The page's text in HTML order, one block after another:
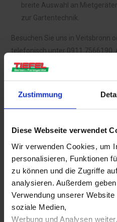
Zustimmung
Diese Webseite verwendet
Wir verwenden Cookies, um
personalisieren, Funktionen
zu können und die Zugriffe
analysieren. Außerdem
Verwendung unserer
soziale Medien,
Werbung und Analysen
breite Auswahl an
zur Gartentechnik. ​
Besuchen Sie uns in Veitsbronn
telefonisch unter 0911 7566190.
Garten-Forst und
und